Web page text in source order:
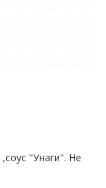
"Унаги". Не